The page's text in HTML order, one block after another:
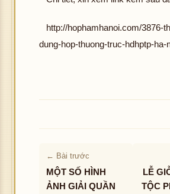
http://hophamhanoi.com/3876-
dung-hop-thuong-truc-hdhptp-ha-
← Bài trước
MỘT SỐ HÌNH
ẢNH GIẢI QUẦN
LỄ
TỘC